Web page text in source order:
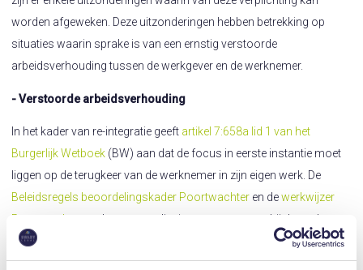
worden afgeweken. Deze uitzonderingen hebben betrekking op
situaties waarin sprake is van een ernstig verstoorde
arbeidsverhouding tussen de werkgever en de werknemer.
- Verstoorde arbeidsverhouding
In het kader van re-integratie geeft artikel 7:658a lid 1 van het
Burgerlijk Wetboek (BW) aan dat de focus in eerste instantie moet
liggen op de terugkeer van de werknemer in zijn eigen werk. De
Beleidsregels beoordelingskader Poortwachter en dewerkwijzer
Poortwachter
ondersteunen dit uitgangspunt, waarbij de werkgever
verplicht is om constant te onderzoeken of re-integratie in het eigen
werk mogelijk is.